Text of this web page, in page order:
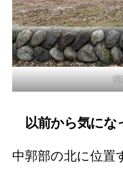
隠
以前から気にな
中郭部の北に位置